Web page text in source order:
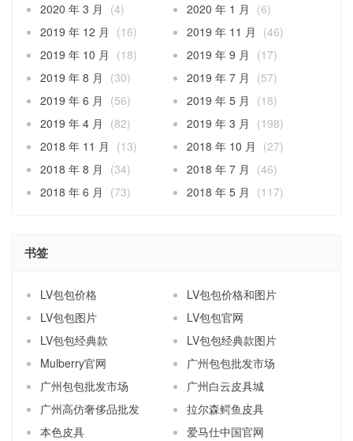
2020 年 3 月
(4) 2020 年 1 月
(6)
2019 年 12 月
(16) 2019 年 11 月
(46)
2019 年 10 月
(18) 2019 年 9 月
(17)
2019 年 8 月
(30) 2019 年 7 月
(57)
2019 年 6 月
(56) 2019 年 5 月
(18)
2019 年 4 月
(82) 2019 年 3 月
(198)
2018 年 11 月
(13) 2018 年 10 月
(27)
2018 年 8 月
(34) 2018 年 7 月
(46)
2018 年 6 月
(73) 2018 年 5 月 (117)
书签
LV包包价格
LV包包价格和图片
LV包包图片
LV包包官网
LV包包经典款
LV包包经典款图片
Mulberry官网
广州包包批发市场
广州包包批发市场
广州白云皮具城
广州高仿奢侈品批发
拉尔森鳄鱼皮具
本色皮具
爱马仕中国官网